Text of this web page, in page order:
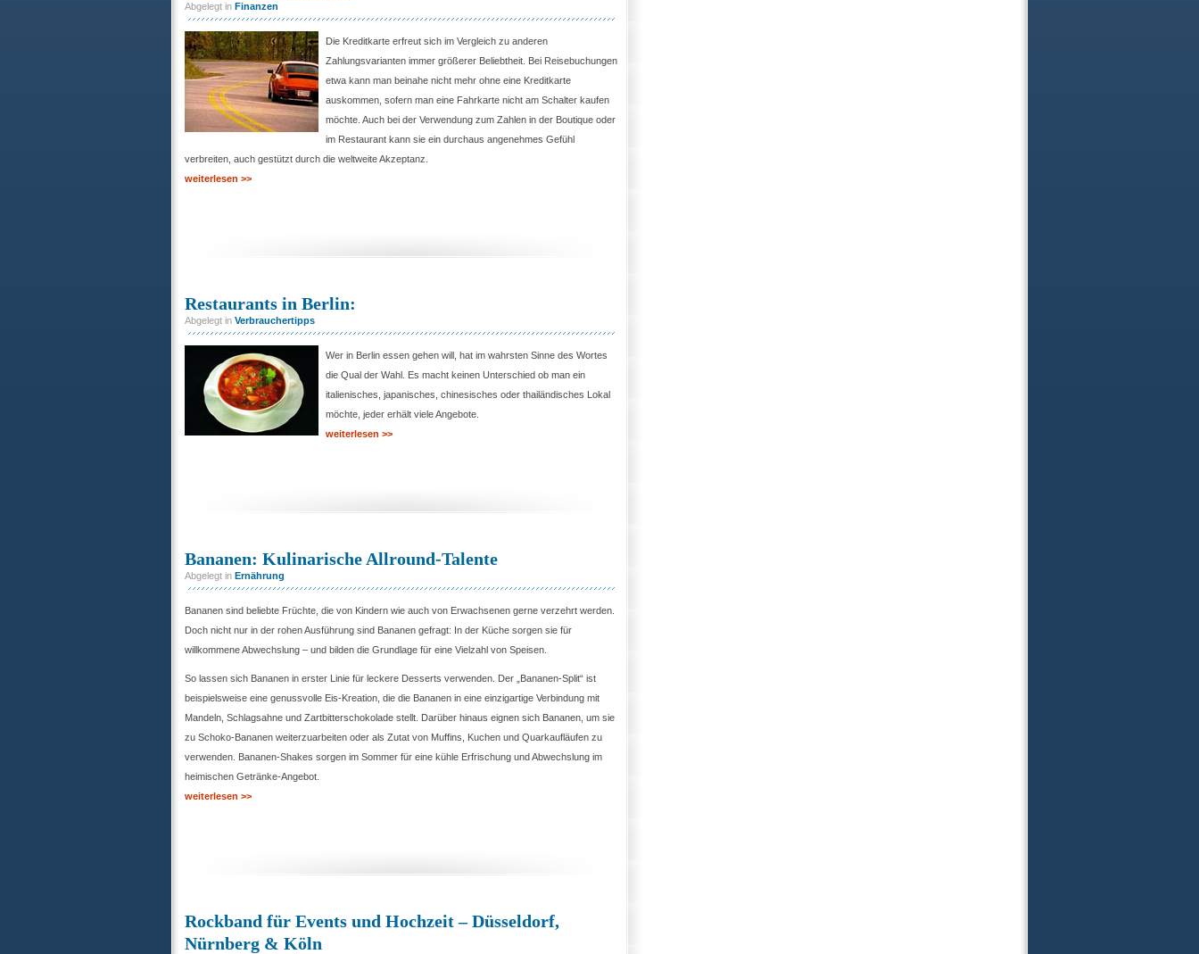
Abgelegt in Finanzen
Die Kreditkarte erfreut sich im Vergleich zu anderen
Zahlungsvarianten immer größerer Beliebtheit. Bei Reisebuchungen
etwa kann man beinahe nicht mehr ohne eine Kreditkarte
auskommen, sofern man eine Fahrkarte nicht am Schalter kaufen
möchte. Auch bei der Verwendung zum Zahlen in der Boutique oder
im Restaurant kann sie ein durchaus angenehmes Gefühl
verbreiten, auch gestützt durch die weltweite Akzeptanz.
weiterlesen >>
Restaurants in Berlin:
Abgelegt in Verbrauchertipps
Wer in Berlin essen gehen will, hat im wahrsten Sinne des Wortes
die Qual der Wahl. Es macht keinen Unterschied ob man ein
italienisches, japanisches, chinesisches oder thailändisches Lokal
möchte, jeder erhält viele Angebote.
weiterlesen >>
Bananen: Kulinarische Allround-Talente
Abgelegt in Ernährung
Bananen sind beliebte Früchte, die von Kindern wie auch von Erwachsenen gerne verzehrt werden.
Doch nicht nur in der rohen Ausführung sind Bananen gefragt: In der Küche sorgen sie für
willkommene Abwechslung – und bilden die Grundlage für eine Vielzahl von Speisen.
So lassen sich Bananen in erster Linie für leckere Desserts verwenden. Der „Bananen-Split“ ist
beispielsweise eine genussvolle Eis-Kreation, die die Bananen in eine einzigartige Verbindung mit
Mandeln, Schlagsahne und Zartbitterschokolade stellt. Darüber hinaus eignen sich Bananen, um sie
zu Schoko-Bananen weiterzuarbeiten oder als Zutat von Muffins, Kuchen und Quarkaufläufen zu
verwenden. Bananen-Shakes sorgen im Sommer für eine kühle Erfrischung und Abwechslung im
heimischen Getränke-Angebot.
weiterlesen >>
Rockband für Events und Hochzeit – Düsseldorf,
Nürnberg & Köln